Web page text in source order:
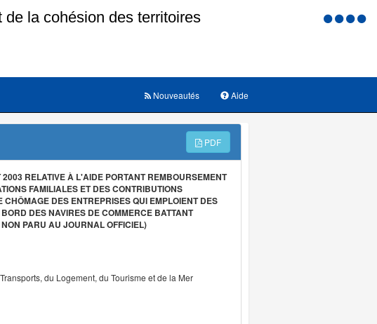
Menu
Aide
Nouveautés
PDF
RELATIVE À L'AIDE PORTANT REMBOURSEMENT
FAMILIALES ET DES CONTRIBUTIONS
DES ENTREPRISES QUI EMPLOIENT DES
DES NAVIRES DE COMMERCE BATTANT
PARU AU JOURNAL OFFICIEL)
du Logement, du Tourisme et de la Mer